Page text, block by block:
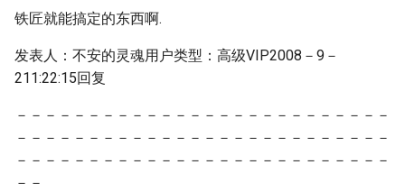
铁匠就能搞定的东西啊.
发表人：不安的灵魂用户类型：高级VIP2008－9－
211:22:15回复
－－－－－－－－－－－－－－－－－－－－－－－－－－
－－－－－－－－－－－－－－－－－－－－－－－－－－
－－－－－－－－－－－－－－－－－－－－－－－－－－
－－